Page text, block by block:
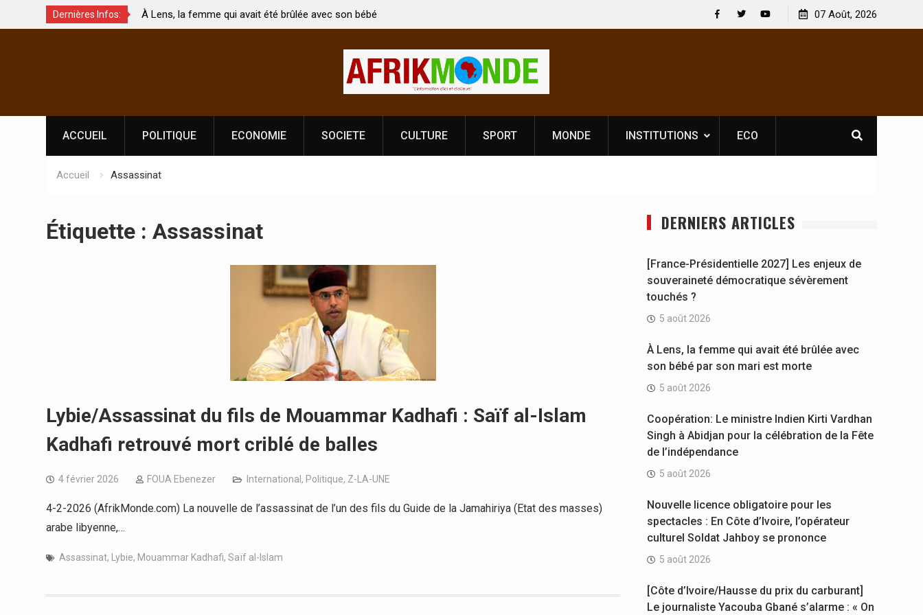
Dernières Infos:
touchés ?
À Lens, la femme qui avait été brûlée avec son bébé
par son mari est morte
Coopération: Le ministre Indien Kirti Vardhan Singh à
Abidjan pour la célébration de la Fête de
l’indépendance
Nouvelle licence obligatoire pour les spectacles : En
Côte d’Ivoire, l’opérateur culturel Soldat Jahboy se
[France-
07 Août, 2026
ACCUEIL POLITIQUE ECONOMIE SOCIETE CULTURE SPORT MONDE INSTITUTIONS ECO
Accueil Assassinat
Étiquette : Assassinat
Lybie/Assassinat du fils de Mouammar Kadhafi : Saïf al-Islam
Kadhafi retrouvé mort criblé de balles
4 février 2026 FOUA Ebenezer International , Politique, Z-LA-UNE
4-2-2026 (AfrikMonde.com) La nouvelle de l’assassinat de l’un des fils du Guide de la Jamahiriya (Etat des masses)
arabe libyenne,…
Assassinat, Lybie, Mouammar Kadhafi, Saïf al-Islam
DERNIERS ARTICLES
[France-Présidentielle 2027] Les enjeux de
souveraineté démocratique sévèrement
touchés ?
5 août 2026
À Lens, la femme qui avait été brûlée avec
son bébé par son mari est morte
5 août 2026
Coopération: Le ministre Indien Kirti Vardhan
Singh à Abidjan pour la célébration de la Fête
de l’indépendance
5 août 2026
Nouvelle licence obligatoire pour les
spectacles : En Côte d’Ivoire, l’opérateur
culturel Soldat Jahboy se prononce
5 août 2026
[Côte d’Ivoire/Hausse du prix du carburant]
Le journaliste Yacouba Gbané s’alarme : « On